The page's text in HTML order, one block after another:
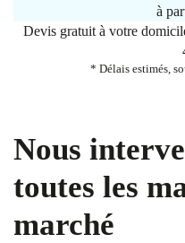
à
Devis gratuit à votre
* Délais estimés,
Nous
toutes les
marché